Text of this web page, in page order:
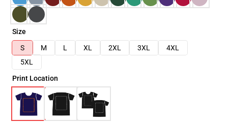
Size
S
M L XL 2XL 3XL
4XL
5XL
Print Location